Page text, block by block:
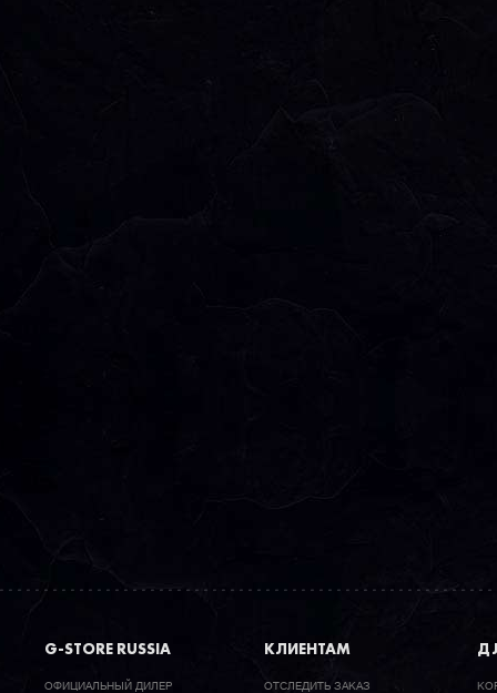
G-STORE RUSSIA
ОФИЦИАЛЬНЫЙ ДИЛЕР
КЛИЕНТАМ
ОТСЛЕДИТЬ ЗАКАЗ